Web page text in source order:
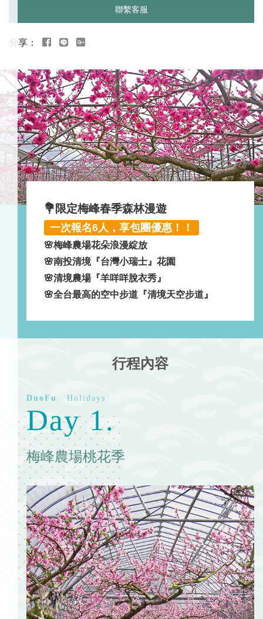
聯繫客服
行
程
特
色
💐限定梅峰春季森林漫遊
一次報名6人，享包團優惠！！
🌸梅峰農場花朵浪漫綻放
🌸南投清境『台灣小瑞士』花園
🌸清境農場『羊咩咩脫衣秀』
🌸全台最高的空中步道『清境天空步道』
行程內容
Day 1.
梅峰農場桃花季